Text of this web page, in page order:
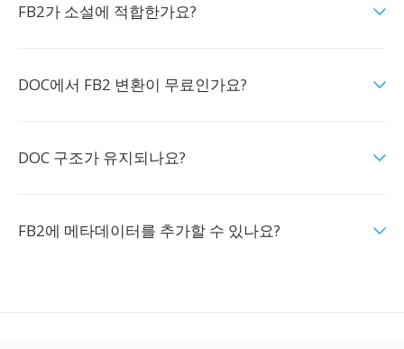
FB2가 소설에 적합한가요?
DOC에서 FB2 변환이 무료인가요?
DOC 구조가 유지되나요?
FB2에 메타데이터를 추가할 수 있나요?